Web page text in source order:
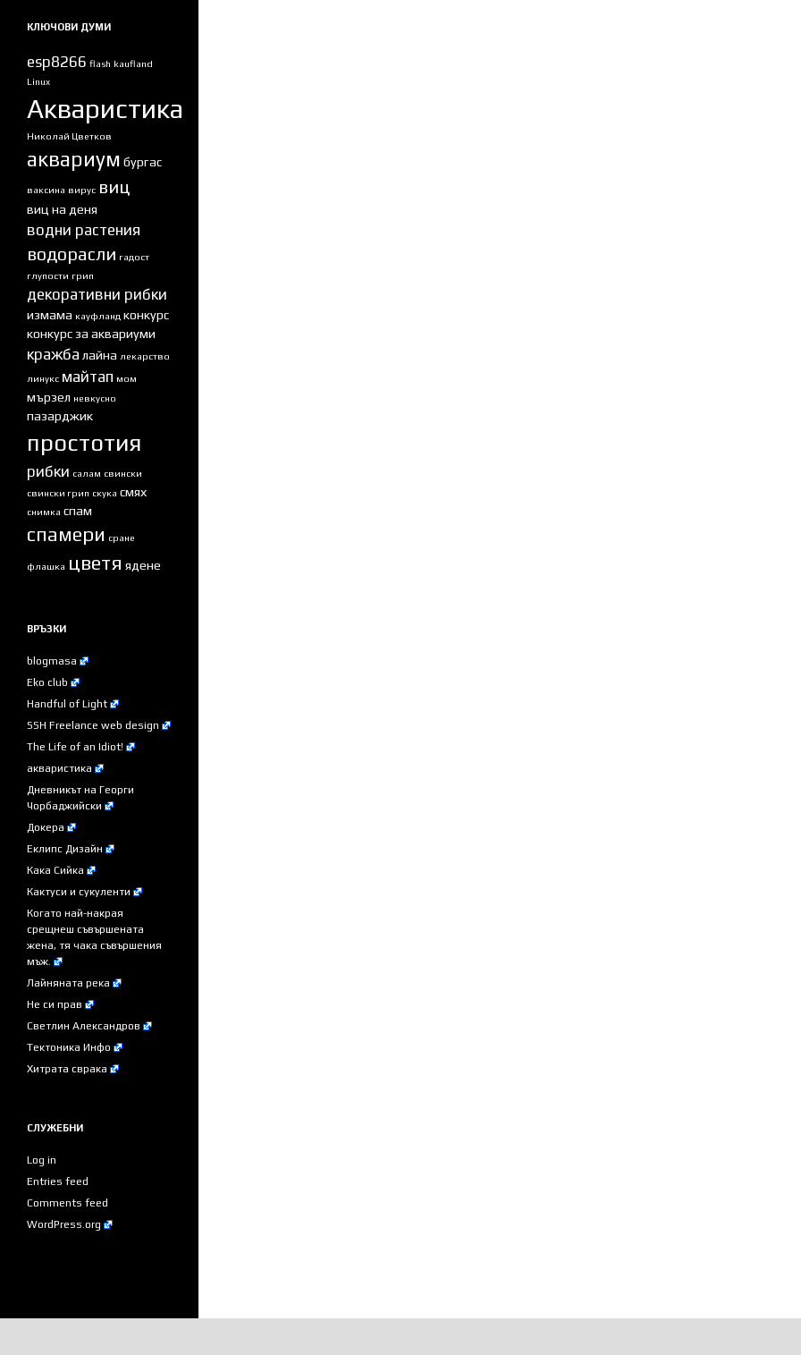
КЛЮЧОВИ ДУМИ
esp8266 flash kaufland
Linux
Акваристика
Николай Цветков
аквариум бургас
ваксина вирус виц
виц на деня
водни растения
водорасли гадост
глупости грип
декоративни рибки
измама кауфланд конкурс
конкурс за аквариуми
кражба лайна лекарство
линукс майтап мом
мързел невкусно
пазарджик
простотия
рибки салам свински
свински грип скука смях
снимка спам
спамери сране
флашка цветя ядене
ВРЪЗКИ
blogmasa
Eko club
Handful of Light
SSH Freelance web design
The Life of an Idiot!
акваристика
Дневникът на Георги
Чорбаджийски
Докера
Еклипс Дизайн
Кака Сийка
Кактуси и сукуленти
Когато най-накрая
срещнеш съвършената
жена, тя чака съвършения
мъж.
Лайняната река
Не си прав
Светлин Александров
Тектоника Инфо
Хитрата сврака
СЛУЖЕБНИ
Log in
Entries feed
Comments feed
WordPress.org